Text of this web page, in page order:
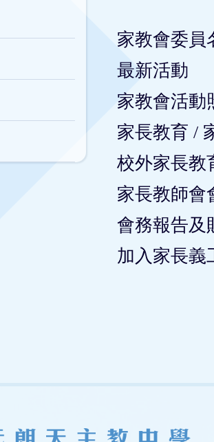
家教會委員
最新活動
家教會活動
家長教育 /
校外家長教
家長教師會
會務報告及
加入家長義